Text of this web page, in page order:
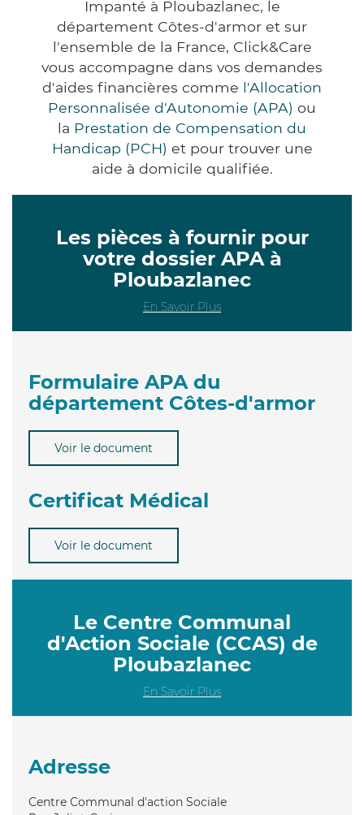
Impanté à Ploubazlanec, le
département Côtes-d'armor et sur
l'ensemble de la France, Click&Care
vous accompagne dans vos demandes
d'aides financières comme l'Allocation
Personnalisée d'Autonomie (APA) ou
la Prestation de Compensation du
Handicap (PCH) et pour trouver une
aide à domicile qualifiée.
Les pièces à fournir pour
votre dossier APA à
Ploubazlanec
En Savoir Plus
Formulaire APA du
département Côtes-d'armor
Voir le document
Certificat Médical
Voir le document
Le Centre Communal
d'Action Sociale (CCAS) de
Ploubazlanec
En Savoir Plus
Adresse
Centre Communal d'action Sociale